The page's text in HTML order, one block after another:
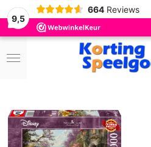
9,5
664 Reviews